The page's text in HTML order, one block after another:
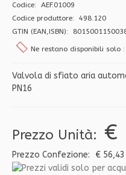
Codice: AEF.01009
Codice produttore: 498.120
GTIN (EAN,ISBN):
Ne restano disponibili solo :
Valvola di sfiato aria
PN16
Prezzo Unità: €
Prezzo Confezione:
€ 56,43